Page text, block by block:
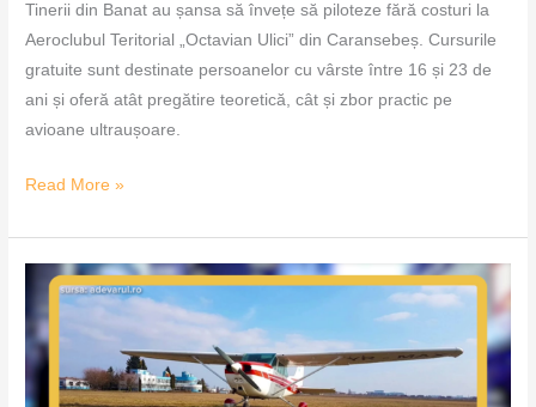
Tinerii din Banat au șansa să învețe să piloteze fără costuri la
Aeroclubul Teritorial „Octavian Ulici” din Caransebeș. Cursurile
gratuite sunt destinate persoanelor cu vârste între 16 și 23 de
ani și oferă atât pregătire teoretică, cât și zbor practic pe
avioane ultraușoare.
Read More »
Viitorul
Aerodromului
Cioca
rămâne
incert